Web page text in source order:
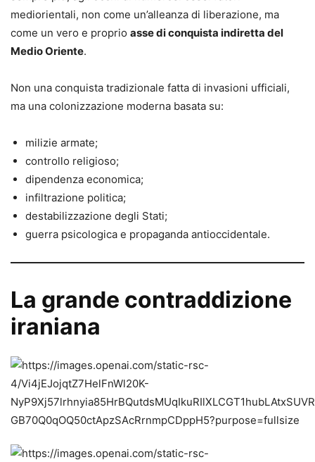
mediorientali, non come un’alleanza di liberazione, ma
come un vero e proprio asse di conquista indiretta del
Medio Oriente.
Non una conquista tradizionale fatta di invasioni ufficiali,
ma una colonizzazione moderna basata su:
milizie armate;
controllo religioso;
dipendenza economica;
infiltrazione politica;
destabilizzazione degli Stati;
guerra psicologica e propaganda antioccidentale.
La grande contraddizione
iraniana